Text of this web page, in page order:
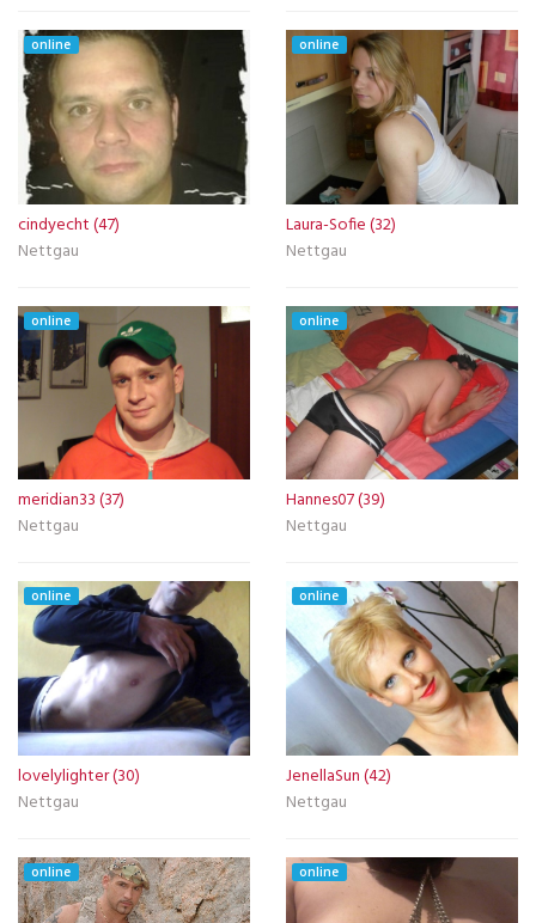
online
cindyecht (47)
Nettgau
online
Laura-Sofie (32)
Nettgau
online
meridian33 (37)
Nettgau
online
Hannes07 (39)
Nettgau
online
lovelylighter (30)
Nettgau
online
JenellaSun (42)
Nettgau
online online